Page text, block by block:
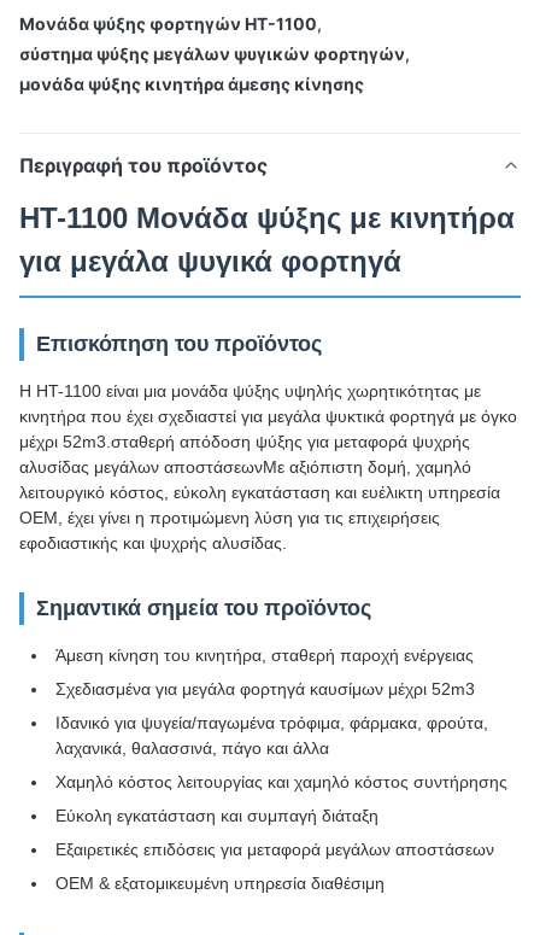
Μονάδα ψύξης φορτηγών HT-1100,
σύστημα ψύξης μεγάλων ψυγικών φορτηγών,
μονάδα ψύξης κινητήρα άμεσης κίνησης
Περιγραφή του προϊόντος
HT-1100 Μονάδα ψύξης με κινητήρα
για μεγάλα ψυγικά φορτηγά
Επισκόπηση του προϊόντος
Η HT-1100 είναι μια μονάδα ψύξης υψηλής χωρητικότητας με
κινητήρα που έχει σχεδιαστεί για μεγάλα ψυκτικά φορτηγά με όγκο
μέχρι 52m3.σταθερή απόδοση ψύξης για μεταφορά ψυχρής
αλυσίδας μεγάλων αποστάσεωνΜε αξιόπιστη δομή, χαμηλό
λειτουργικό κόστος, εύκολη εγκατάσταση και ευέλικτη υπηρεσία
OEM, έχει γίνει η προτιμώμενη λύση για τις επιχειρήσεις
εφοδιαστικής και ψυχρής αλυσίδας.
Σημαντικά σημεία του προϊόντος
Άμεση κίνηση του κινητήρα, σταθερή παροχή ενέργειας
Σχεδιασμένα για μεγάλα φορτηγά καυσίμων μέχρι 52m3
Ιδανικό για ψυγεία/παγωμένα τρόφιμα, φάρμακα, φρούτα,
λαχανικά, θαλασσινά, πάγο και άλλα
Χαμηλό κόστος λειτουργίας και χαμηλό κόστος συντήρησης
Εύκολη εγκατάσταση και συμπαγή διάταξη
Εξαιρετικές επιδόσεις για μεταφορά μεγάλων αποστάσεων
OEM & εξατομικευμένη υπηρεσία διαθέσιμη